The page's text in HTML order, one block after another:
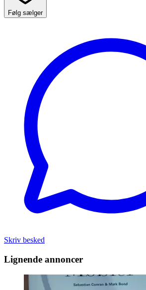
Følg sælger
Skriv besked
Lignende annoncer